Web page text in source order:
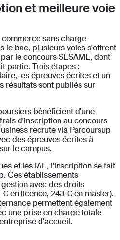
et meilleure voie
sans charge
le bac, plusieurs voies s'offrent
le concours SESAME, dont
partie. Trois étapes :
les épreuves écrites et un
résultats sont publiés sur
bénéficient d'une
d'inscription au concours
recrute via Parcoursup
des épreuves écrites à
le campus.
et les IAE, l'inscription se fait
Ces établissements
avec des droits
en licence, 243 € en master).
permettent également
une prise en charge totale
d'accueil.